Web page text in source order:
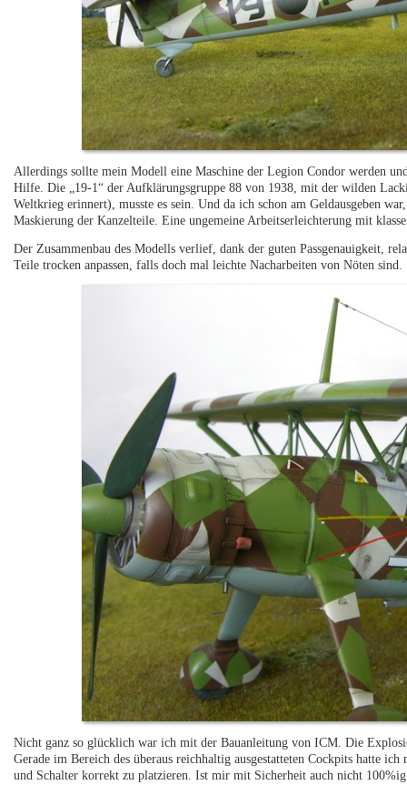
Allerdings sollte mein Modell eine Maschine der Legion Condor werden
Hilfe. Die „19-1“ der Aufklärungsgruppe 88 von 1938, mit der wilden
Weltkrieg erinnert), musste es sein. Und da ich schon am Geldausgeben
Maskierung der Kanzelteile. Eine ungemeine Arbeitserleichterung mit
Der Zusammenbau des Modells verlief, dank der guten Passgenauigkeit,
Teile trocken anpassen, falls doch mal leichte Nacharbeiten von Nöten sind.
Nicht ganz so glücklich war ich mit der Bauanleitung von ICM. Die
Gerade im Bereich des überaus reichhaltig ausgestatteten Cockpits hatte
und Schalter korrekt zu platzieren. Ist mir mit Sicherheit auch nicht